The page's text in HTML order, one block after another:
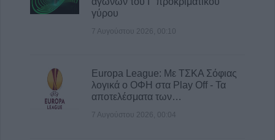
6 Αυγούστου 2026, 16:09
κτηνοτρόφων που επλήγησαν από
6 Αυγούστου 2026, 15:26
Προγραμματισμένες διακοπές
ηλεκτροδότησης την Παρασκευή (7/8) σε
Ιτέα, Άγιο Γεώργιο, Γεώργιο Καραϊσκάκη,
γύρου
7 Αυγούστου 2026, 00:10
Europa League: Με ΤΣΚΑ Σόφιας
λογικά ο ΟΦΗ στα Play Off - Τα
αποτελέσματα των…
7 Αυγούστου 2026, 00:04